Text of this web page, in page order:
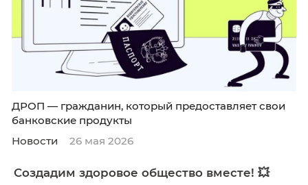
преступления